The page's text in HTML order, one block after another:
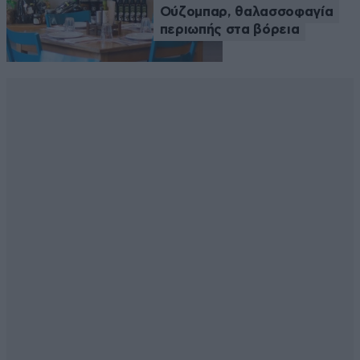
Ούζομπαρ, θαλασσοφαγία
περιωπής στα βόρεια